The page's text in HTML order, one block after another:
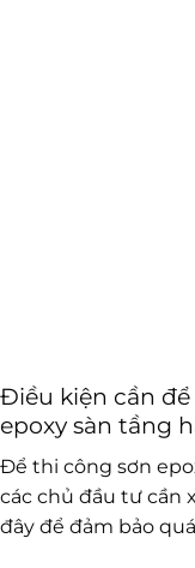
Điều kiện cần
epoxy sàn tầng
Để thi công sơn
các chủ đầu tư cần
đây để đảm bảo